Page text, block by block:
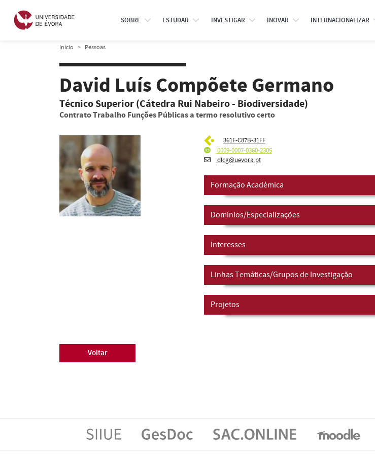
SOBRE ESTUDAR INVESTIGAR INOVAR INTERNACIONALIZAR
Início Pessoas
David Luís Compõete Germano
Técnico Superior (Cátedra Rui Nabeiro - Biodiversidade)
Contrato Trabalho Funções Públicas a termo resolutivo certo
361F-C87B-31FF
0009-0007-0360-2305
dlcg@uevora.pt
Formação Académica
Domínios/Especializações
Interesses
Linhas Temáticas/Grupos de Investigação
Projetos
Voltar